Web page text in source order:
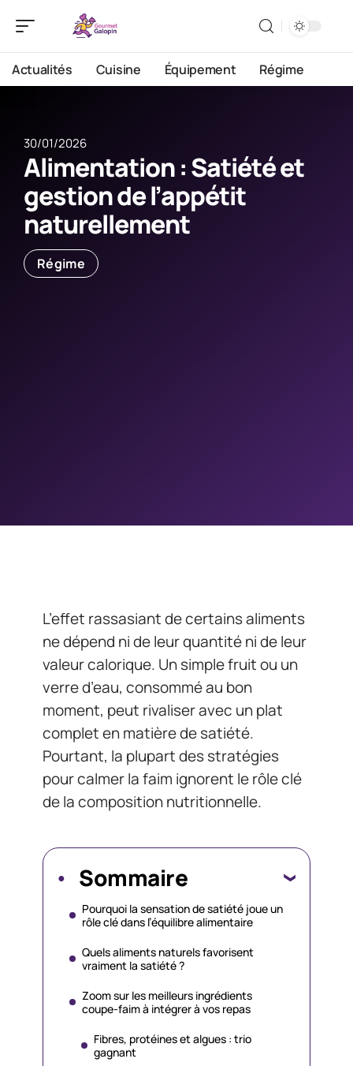
Actualités Cuisine Équipement Régime
30/01/2026
Alimentation : Satiété et
gestion de l’appétit
naturellement
Régime
L’effet rassasiant de certains aliments
ne dépend ni de leur quantité ni de leur
valeur calorique. Un simple fruit ou un
verre d’eau, consommé au bon
moment, peut rivaliser avec un plat
complet en matière de satiété.
Pourtant, la plupart des stratégies
pour calmer la faim ignorent le rôle clé
de la composition nutritionnelle.
Sommaire
Pourquoi la sensation de satiété joue un
rôle clé dans l’équilibre alimentaire
Quels aliments naturels favorisent
vraiment la satiété ?
Zoom sur les meilleurs ingrédients
coupe-faim à intégrer à vos repas
Fibres, protéines et algues : trio
gagnant